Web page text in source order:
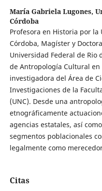
María Gabriela Lugones,
Córdoba
Profesora en Historia por
Córdoba, Magíster y
Universidad Federal de Rio
de Antropología Cultural en
investigadora del Área de
Investigaciones de la
(UNC). Desde una
etnográficamente
agencias estatales, así
segmentos poblacionales
legalmente como
Citas